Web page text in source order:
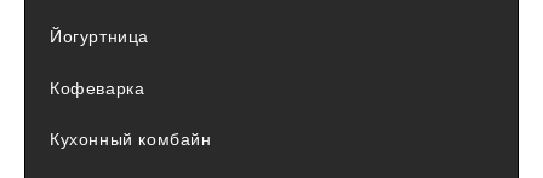
Йогуртница
Кофеварка
Кухонный комбайн